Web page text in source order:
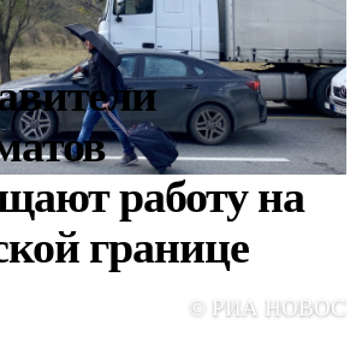
работу на
границе
© РИА